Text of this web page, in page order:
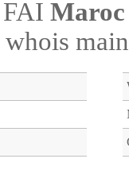
FAI Maroc
whois